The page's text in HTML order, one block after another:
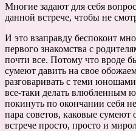
Многие задают для себя
данной встрече, чтобы не
И это взаправду беспокоит
первого знакомства с
почти все. Потому что вроде
сумеют давить на свое
разговаривать с теми
все-таки делать влюбленным
покинуть по окончании себя
пара советов, каковые
встрече просто, просто и